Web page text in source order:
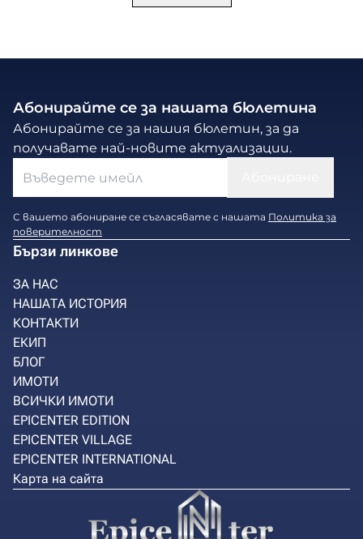
Абонирайте се за нашата бюлетина
Абонирайте се за нашия бюлетин, за да
получавате най-новите актуализации.
С вашето абониране се съгласявате с нашата Политика за
поверителност
Бързи линкове
ЗА НАС
НАШАТА ИСТОРИЯ
КОНТАКТИ
ЕКИП
БЛОГ
ИМОТИ
ВСИЧКИ ИМОТИ
EPICENTER EDITION
EPICENTER VILLAGE
EPICENTER INTERNATIONAL
Карта на сайта